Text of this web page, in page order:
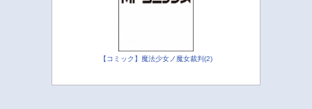
【コミック】魔法少女ノ魔女裁判(2)